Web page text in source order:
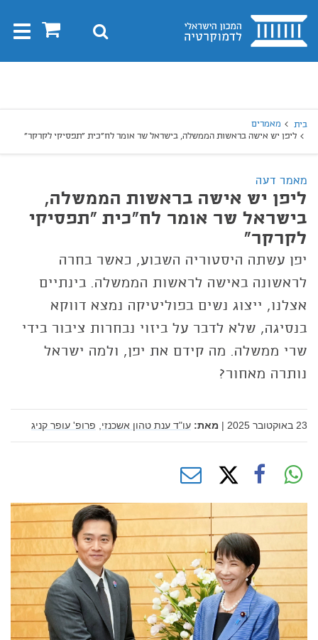
בית 0 חיפוש
בית
מאמרים
ליפן יש אישה בראשות הממשלה, בישראל שר אומר לח"כית "תפסיקי לקרקר"
מאמר דעה
ליפן יש אישה בראשות הממשלה,
בישראל שר אומר לח"כית "תפסיקי
לקרקר"
יפן עשתה היסטוריה השבוע, כאשר בחרה
לראשונה באישה לראשות הממשלה. בינתיים
אצלנו, ייצוג נשים בפוליטיקה נמצא דווקא
בנסיגה, שלא לדבר על ביזוי נבחרות ציבור בידי
שרי ממשלה. מה קידם את יפן, ולמה ישראל
נותרה מאחור?
23 באוקטובר 2025 | מאת: עו"ד ענת טהון אשכנזי, פרופ' עופר קניג